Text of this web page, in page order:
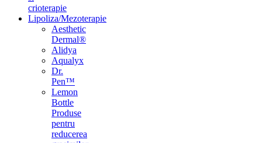
crioterapie
Lipoliza/Mezoterapie
Aesthetic
Dermal®
Alidya
Aqualyx
Dr.
Pen™
Lemon
Bottle
Produse
pentru
reducerea